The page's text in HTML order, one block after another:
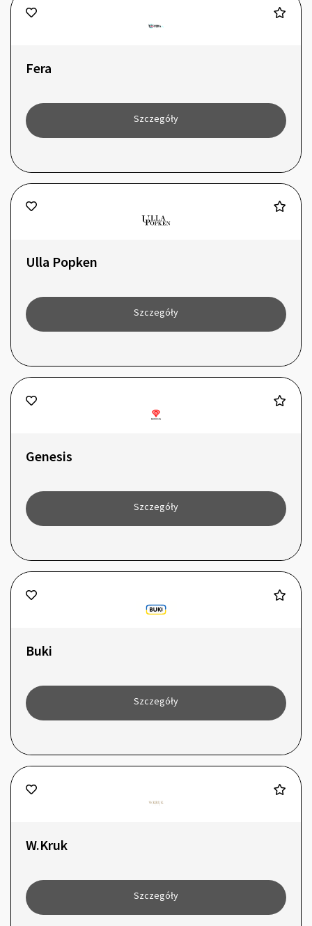
Fera
Szczegóły
Ulla Popken
Szczegóły
Genesis
Szczegóły
Buki
Szczegóły
W.Kruk
Szczegóły